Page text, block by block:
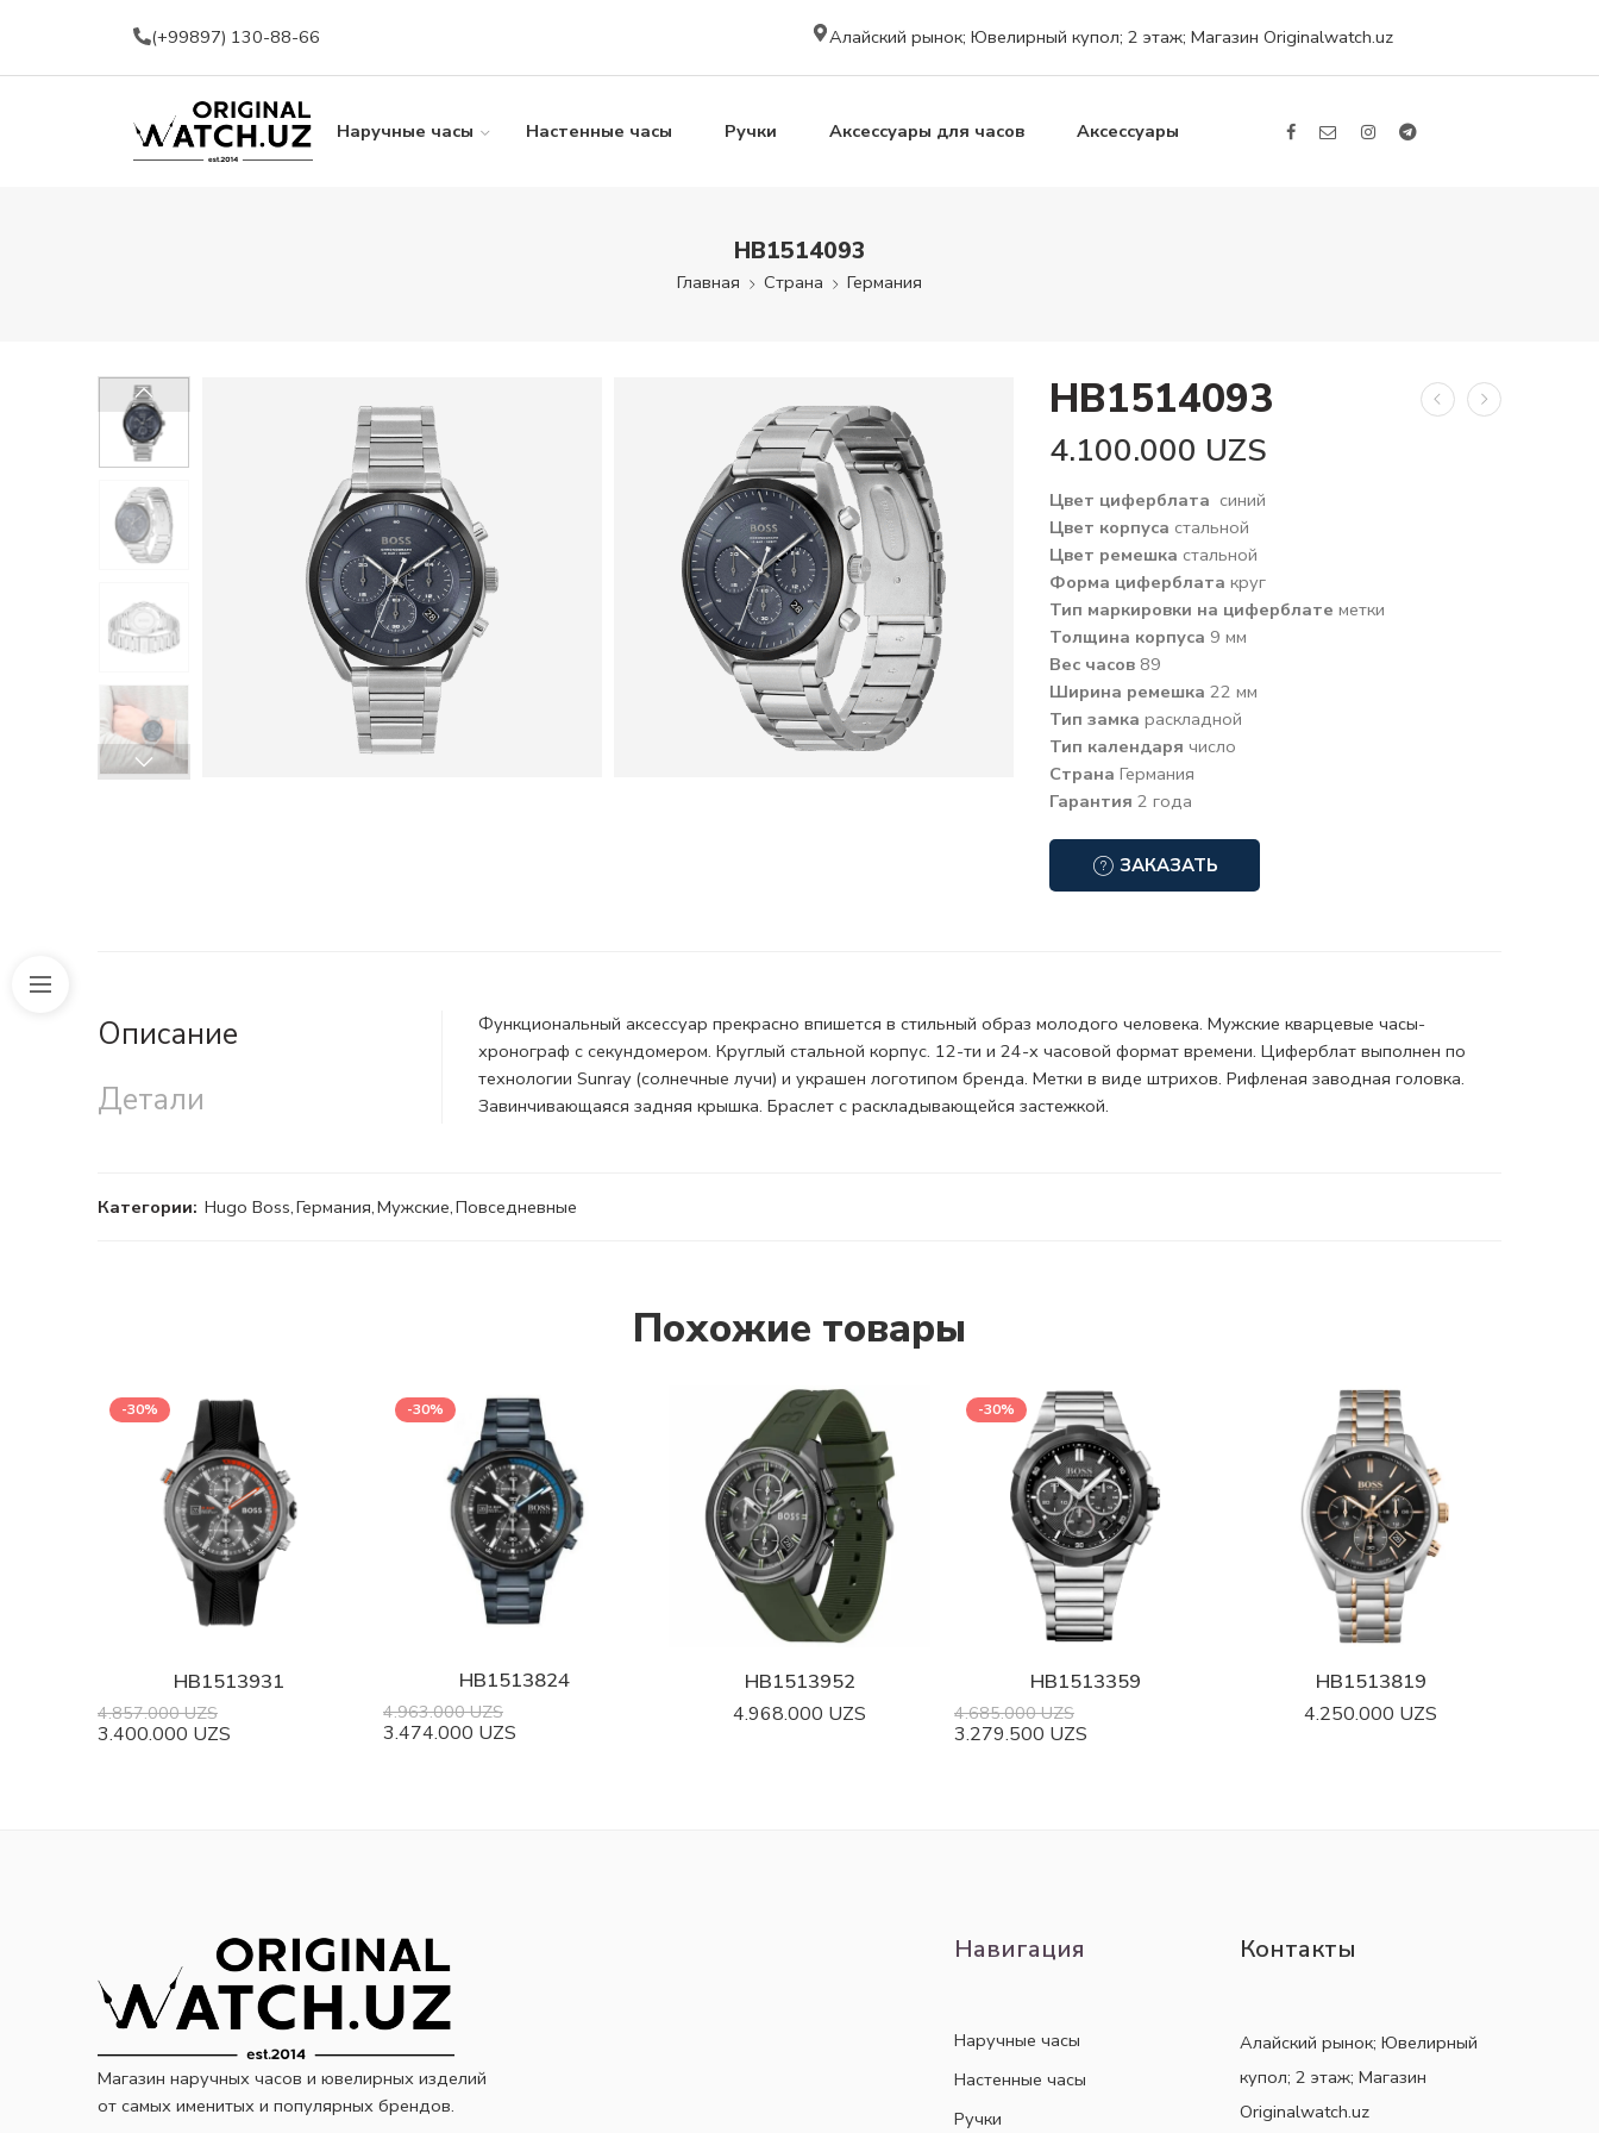
(+99897) 130-88-66 Алайский рынок; Ювелирный купол; 2 этаж; Магазин Originalwatch.uz
Наручные часы Настенные часы Ручки Аксессуары для часов Аксессуары
HB1514093
Главная Страна Германия
HB1514093
4.100.000 UZS
Цвет циферблата синий
Цвет корпуса стальной
Цвет ремешка стальной
Форма циферблата круг
Тип маркировки на циферблате метки
Толщина корпуса 9 мм
Вес часов 89
Ширина ремешка 22 мм
Тип замка раскладной
Тип календаря число
Страна Германия
Гарантия 2 года
ЗАКАЗАТЬ
Описание
Детали
Функциональный аксессуар прекрасно впишется в стильный образ молодого человека. Мужские кварцевые часы-
хронограф с секундомером. Круглый стальной корпус. 12-ти и 24-х часовой формат времени. Циферблат выполнен по
технологии Sunray (солнечные лучи) и украшен логотипом бренда. Метки в виде штрихов. Рифленая заводная головка.
Завинчивающаяся задняя крышка. Браслет с раскладывающейся застежкой.
Категории: Hugo Boss,Германия,Мужские,Повседневные
Похожие товары
-30%
HB1513931
4.857.000UZS
3.400.000 UZS
-30%
HB1513824
4.963.000UZS
3.474.000 UZS
HB1513952
4.968.000 UZS
-30%
HB1513359
4.685.000UZS
3.279.500 UZS
HB1513819
4.250.000 UZS
Магазин наручных часов и ювелирных изделий
от самых именитых и популярных брендов.
Навигация
Наручные часы
Настенные часы
Ручки
Контакты
Алайский рынок; Ювелирный
купол; 2 этаж; Магазин
Originalwatch.uz